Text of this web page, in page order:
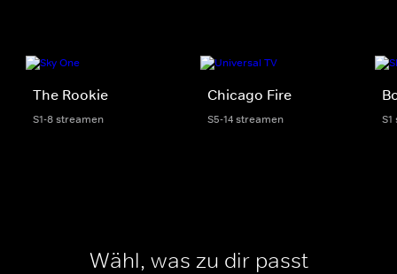
The Rookie
S1-8 streamen
Chicago Fire
S5-14 streamen
Wähl, was zu dir passt